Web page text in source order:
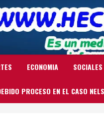
ECONOMIA SOCIALES
PROCESO EN EL CASO